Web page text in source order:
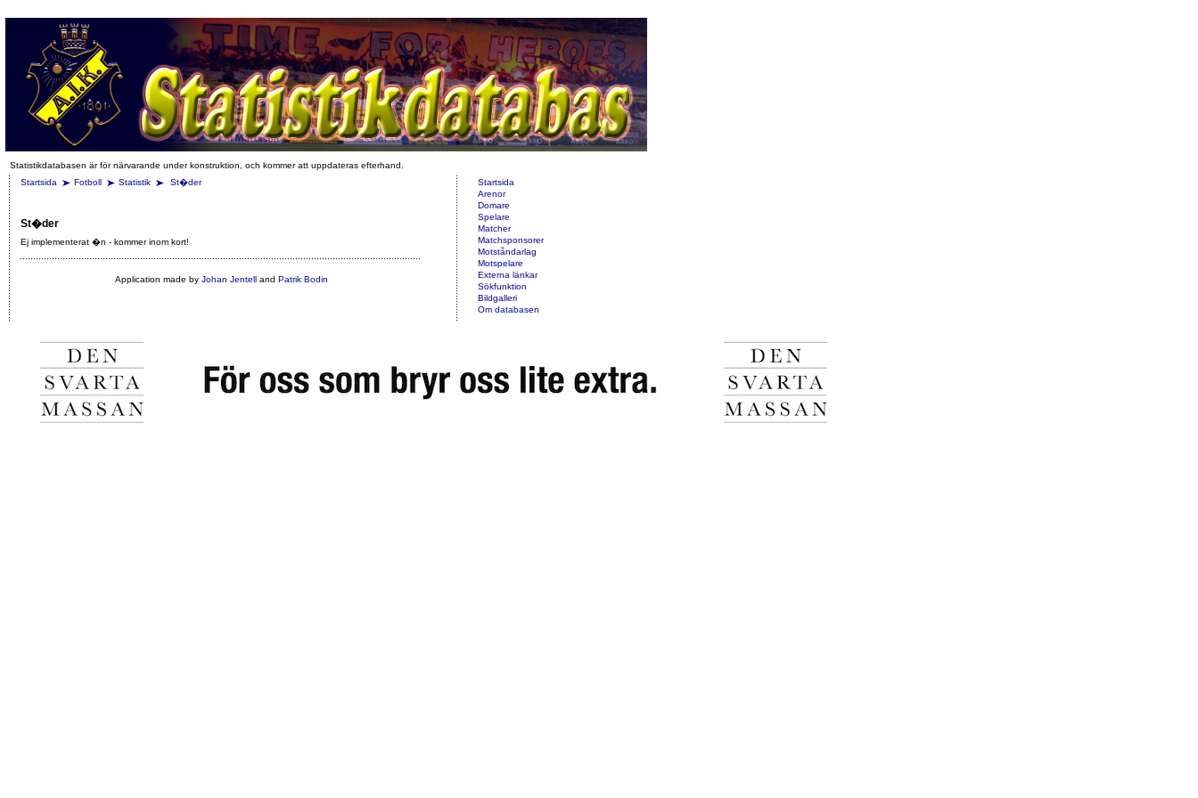
Statistikdatabasen är för närvarande under konstruktion, och kommer att uppdateras efterhand.
Startsida
Fotboll Statistik St�der
St�der
Ej implementerat �n - kommer inom kort!
Application made by Johan Jentelland Patrik Bodin
Startsida
Arenor
Domare
Spelare
Matcher
Matchsponsorer
Motståndarlag
Motspelare
Externa länkar
Sökfunktion
Bildgalleri
Om databasen